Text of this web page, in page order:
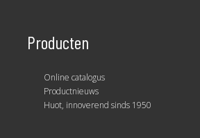
Producten
Online catalogus
Productnieuws
Huot, innoverend sinds 1950